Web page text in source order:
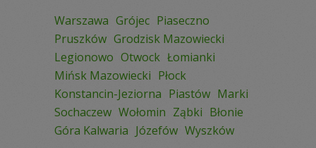
Warszawa Grójec Piaseczno
Pruszków Grodzisk Mazowiecki
Legionowo Otwock Łomianki
Mińsk Mazowiecki Płock
Konstancin-Jeziorna Piastów Marki
Sochaczew Wołomin Ząbki Błonie
Góra Kalwaria Józefów Wyszków